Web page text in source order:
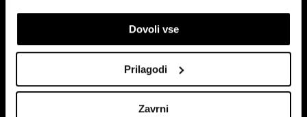
Identificirati napravo z aktivnim preverjanjem
lastnosti (odčitavanje prstnih odtisov)
Poglejte si še, kako se obdelujejo vaši osebni podatki in
nastavite svoje preference v
razdelku o podrobnostih
iz Izjave o piškotkih.
Dovoli vse
Prilagodi
Zavrni
'slovenski scenarij'
Predpomorjanski deželne volitve, ki bodo podale oceno